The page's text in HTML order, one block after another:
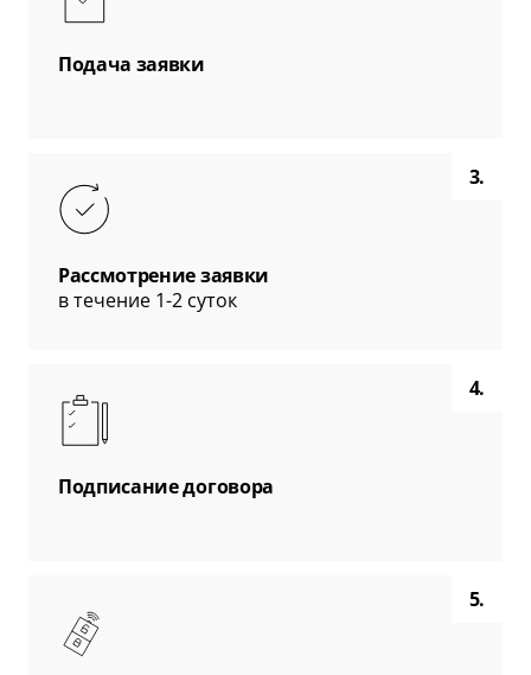
Подача заявки
3.
Рассмотрение заявки
в течение 1-2 суток
4.
Подписание договора
5.